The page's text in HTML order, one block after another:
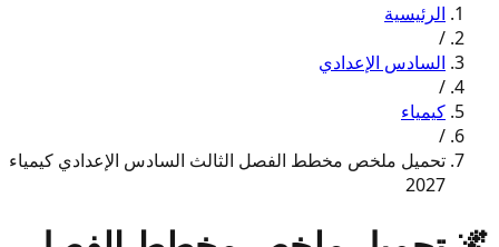
الرئيسية
/
السادس الإعدادي
/
كيمياء
/
تحميل ملخص مخطط الفصل الثالث السادس الإعدادي كيمياء
2027